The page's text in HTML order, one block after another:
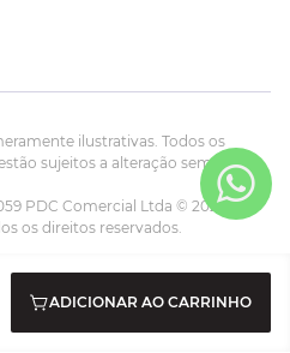
ADICIONAR AO CARRINHO
ilustrativas. Todos os
sujeitos a alteração sem aviso
PDC Comercial Ltda © 2023
os direitos reservados.
Developed by: